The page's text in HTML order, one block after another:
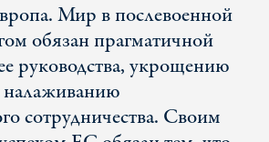
Мир в послевоенной
обязан прагматичной
руководства, укрощению
сотрудничества. Своим